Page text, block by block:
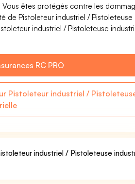
êtes protégés contre les
de Pistoleteur industriel / Pistoleteuse
industriel / Pistoleteuse
RC PRO
Pistoleteur industriel /
industriel / Pistoleteuse